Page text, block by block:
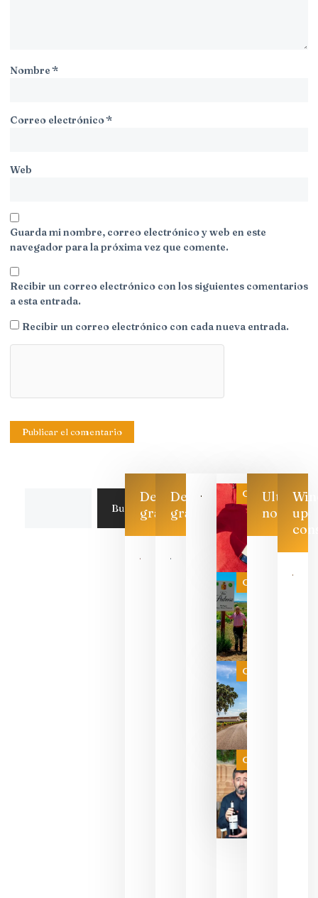
Nombre*
Correo electrónico*
Web
Guarda mi nombre, correo electrónico y web en este
navegador para la próxima vez que comente.
Recibir un correo electrónico con los siguientes comentarios
a esta entrada.
Recibir un correo electrónico con cada nueva entrada.
Buscar
Descarga
gratis
Descarga
gratis
Categoría
Categoría
Categoría
Categoría
Ultimas
noticias
Las 7
que ya
up